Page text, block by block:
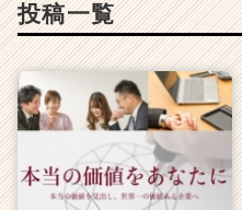
投稿一覧